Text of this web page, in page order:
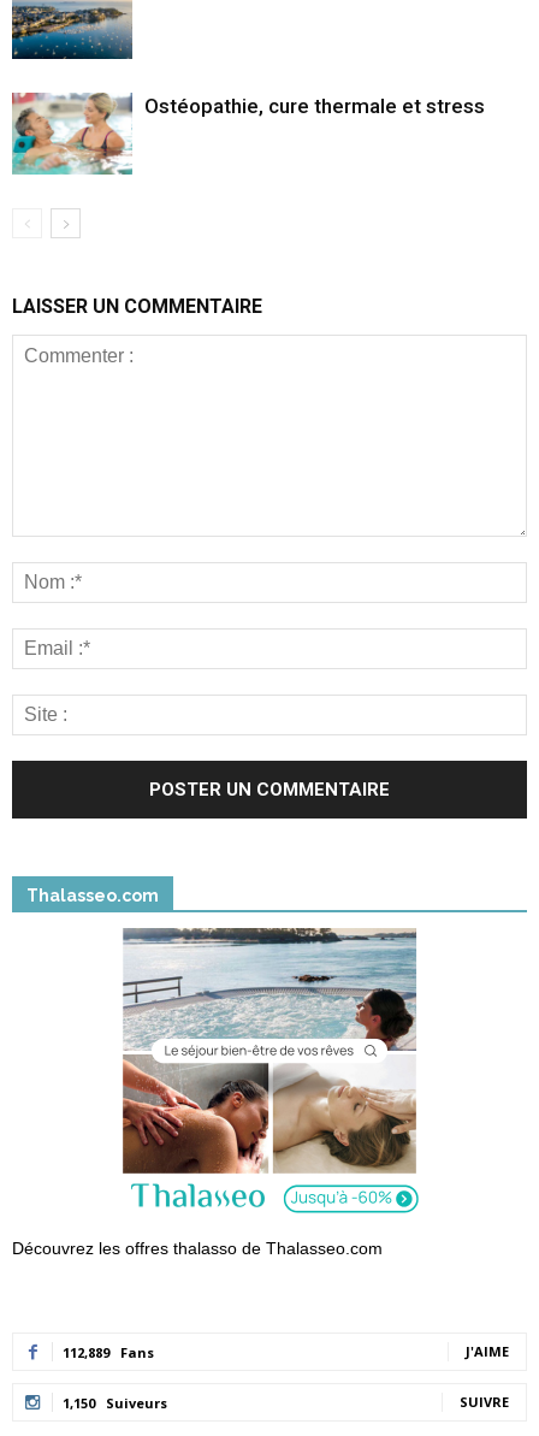
Ostéopathie, cure thermale et stress
LAISSER UN COMMENTAIRE
Thalasseo.com
Découvrez les offres thalasso de Thalasseo.com
112,889 Fans J'AIME
1,150 Suiveurs SUIVRE